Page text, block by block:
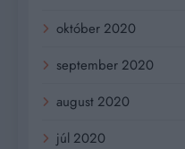
október 2020
september 2020
august 2020
júl 2020